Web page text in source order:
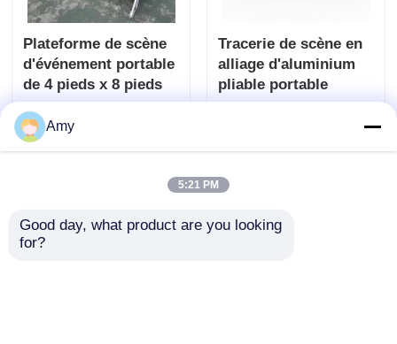
Plateforme de scène
d'événement portable
de 4 pieds x 8 pieds
envoyer une
Tracerie de scène en
alliage d'aluminium
pliable portable
hauteur réglable 750
Au sujet de nous
Contactez-nous
Plan du site
Amy
5:21 PM
Good day, what product are you looking
for?